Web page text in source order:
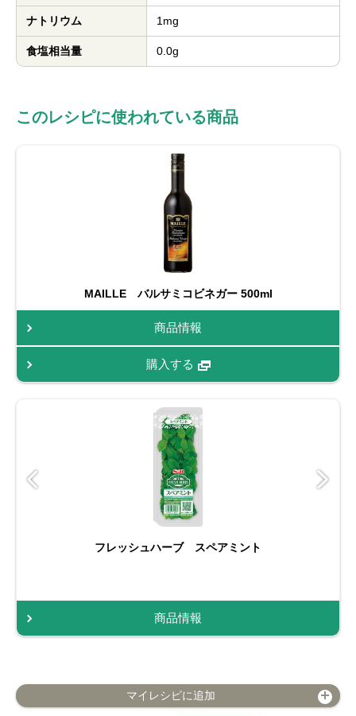
ナトリウム 1mg
食塩相当量 0.0g
このレシピに使われている商品
MAILLE バルサミコビネガー 500ml
商品情報
購入する
フレッシュハーブ スペアミント
商品情報
マイレシピに追加